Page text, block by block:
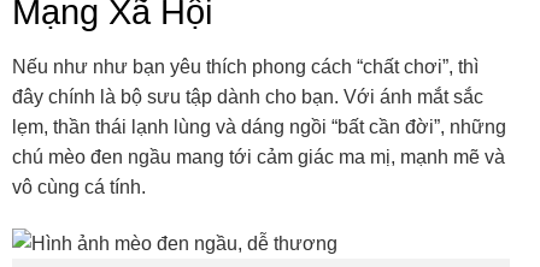
Mạng Xã Hội
Nếu như như bạn yêu thích phong cách “chất chơi”, thì
đây chính là bộ sưu tập dành cho bạn. Với ánh mắt sắc
lẹm, thần thái lạnh lùng và dáng ngồi “bất cần đời”, những
chú mèo đen ngầu mang tới cảm giác ma mị, mạnh mẽ và
vô cùng cá tính.